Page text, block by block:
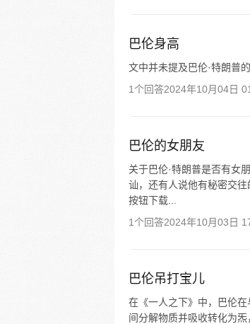
巴伦身高
文中并未提及巴伦·特朗普
1个回答2024年10月04日
巴伦的女朋友
关于巴伦·特朗普是否有女
讪，还有人说他有秘密交
按钮下载...
1个回答2024年10月03日
巴伦吊打宝儿
在《一人之下》中，巴伦
间分解物质并吸收转化为